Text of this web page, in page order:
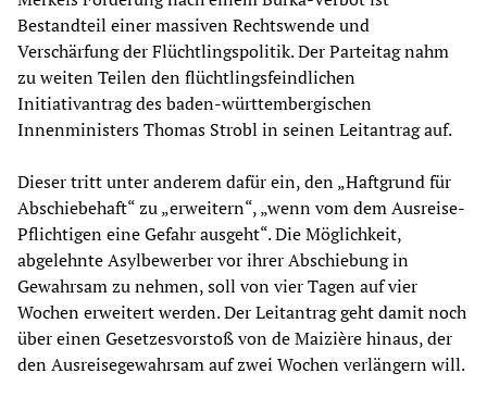
Bestandteil einer massiven Rechtswende und
Verschärfung der Flüchtlingspolitik. Der Parteitag nahm
zu weiten Teilen den flüchtlingsfeindlichen
Initiativantrag des baden-württembergischen
Innenministers Thomas Strobl in seinen Leitantrag auf.
Dieser tritt unter anderem dafür ein, den „Haftgrund für
Abschiebehaft“ zu „erweitern“, „wenn vom dem Ausreise-
Pflichtigen eine Gefahr ausgeht“. Die Möglichkeit,
abgelehnte Asylbewerber vor ihrer Abschiebung in
Gewahrsam zu nehmen, soll von vier Tagen auf vier
Wochen erweitert werden. Der Leitantrag geht damit noch
über einen Gesetzesvorstoß von de Maizière hinaus, der
den Ausreisegewahrsam auf zwei Wochen verlängern will.